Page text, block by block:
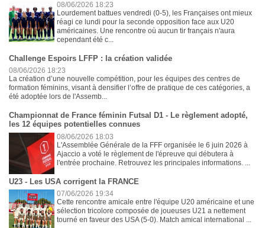
08/06/2026 18:23
Lourdement battues vendredi (0-5), les Françaises ont mieux
réagi ce lundi pour la seconde opposition face aux U20
américaines. Une rencontre où aucun tir français n'aura
cependant été c...
Challenge Espoirs LFFP : la création validée
08/06/2026 18:23
La création d’une nouvelle compétition, pour les équipes des centres de
formation féminins, visant à densifier l’offre de pratique de ces catégories, a
été adoptée lors de l'Assemb...
Championnat de France féminin Futsal D1 - Le règlement adopté,
les 12 équipes potentielles connues
08/06/2026 18:03
L'Assemblée Générale de la FFF organisée le 6 juin 2026 à
Ajaccio a voté le règlement de l'épreuve qui débutera à
l'entrée prochaine. Retrouvez les principales informations. ...
U23 - Les USA corrigent la FRANCE
07/06/2026 19:34
Cette rencontre amicale entre l'équipe U20 américaine et une
sélection tricolore composée de joueuses U21 a nettement
tourné en faveur des USA (5-0). Match amical international ...